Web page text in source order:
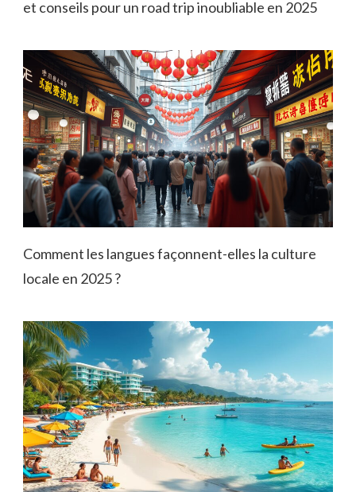
et conseils pour un road trip inoubliable en 2025
Comment les langues façonnent-elles la culture
locale en 2025 ?